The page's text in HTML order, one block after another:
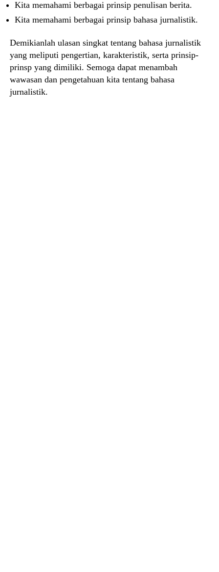
Kita memahami berbagai prinsip penulisan berita.
Kita memahami berbagai prinsip bahasa jurnalistik.
Demikianlah ulasan singkat tentang bahasa jurnalistik
yang meliputi pengertian, karakteristik, serta prinsip-
prinsp yang dimiliki. Semoga dapat menambah
wawasan dan pengetahuan kita tentang bahasa
jurnalistik.